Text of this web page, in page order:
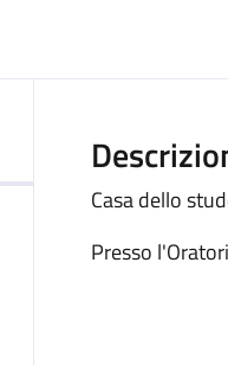
Casa dello
Presso